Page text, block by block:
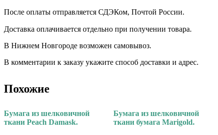
После оплаты отправляется СДЭКом, Почтой России. ⠀
Доставка оплачивается отдельно при получении товара. ⠀
В Нижнем Новгороде возможен самовывоз.
В комментарии к заказу укажите способ доставки и адрес.
Похожие
Бумага из шелковичной
ткани Peach Damask.
Бумага из шелковичной
ткани бумага Marigold.